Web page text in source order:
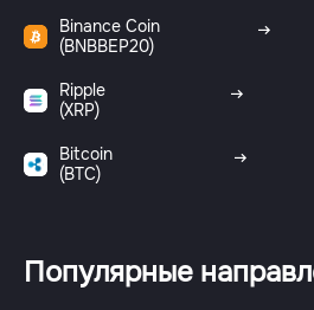
Binance Coin
(BNBBEP20)
Ripple
(XRP)
Bitcoin
(BTC)
Популярные